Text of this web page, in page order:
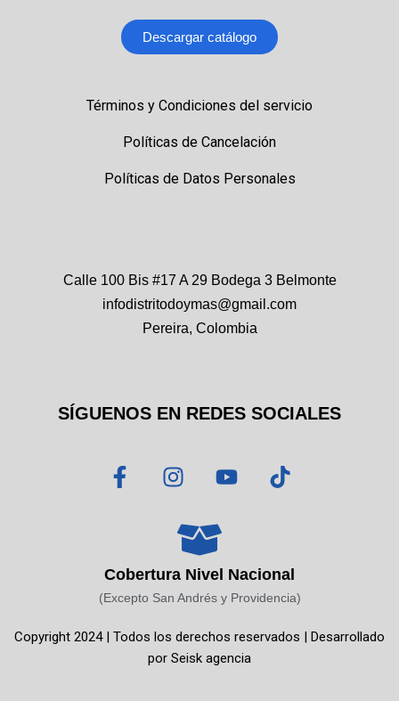
Descargar catálogo
Términos y Condiciones del servicio
Políticas de Cancelación
Políticas de Datos Personales
Calle 100 Bis #17 A 29 Bodega 3 Belmonte
infodistritodoymas@gmail.com
Pereira, Colombia
SÍGUENOS EN REDES SOCIALES
F
a
o
o
-
I
n
t
a
g
r
m
Y
o
b
e
T
i
k
Cobertura Nivel Nacional
(Excepto San Andrés y Providencia)
Copyright 2024 | Todos los derechos reservados | Desarrollado
por Seisk agencia